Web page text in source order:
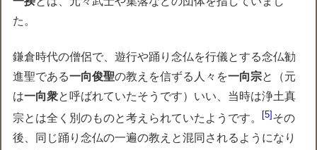
た。
鎌倉時代の僧侶で、遊行や踊り念仏を行儀とする念仏勧
進聖である一向俊聖の教えを信ずる人々を一向宗と（元
は一向衆と呼ばれていたそうです）いい、当時は浄土真
宗とは全く別のものと考えられていたようです。
5 その
後、同じ踊り念仏の一遍の教えと混同されるようになり